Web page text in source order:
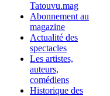
Tatouvu.mag
Abonnement au
magazine
Actualité des
spectacles
Les artistes,
auteurs,
comédiens
Historique des